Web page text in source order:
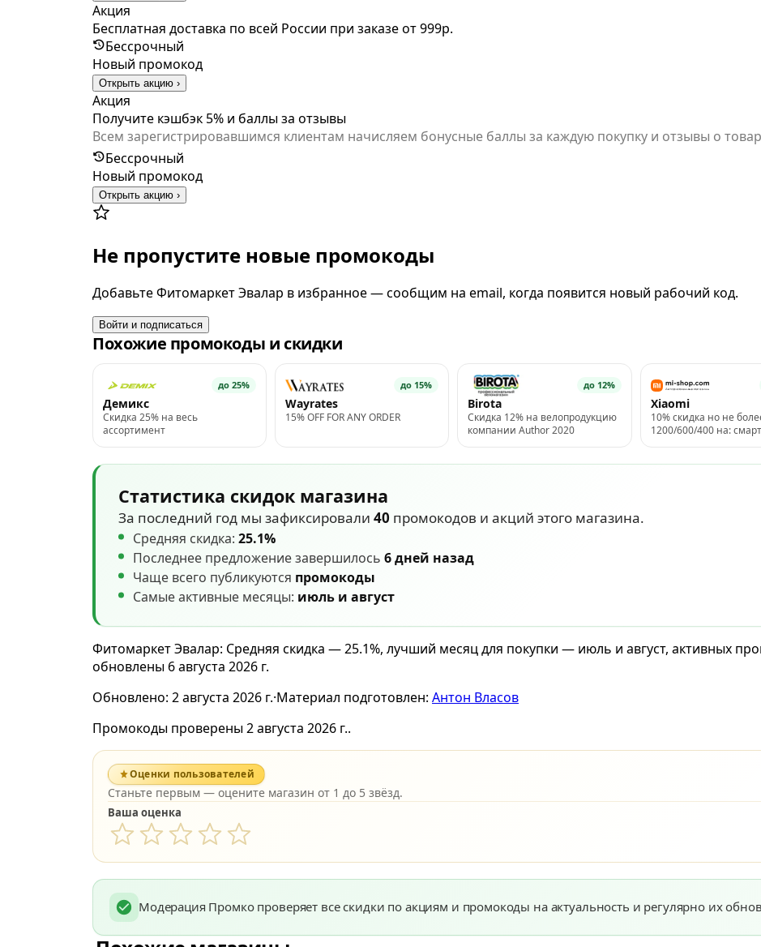
Акция
Бесплатная доставка по всей России при заказе от 999р.
Бессрочный
Новый промокод
Открыть акцию ›
Акция
Получите кэшбэк 5% и баллы за отзывы
Всем зарегистрировавшимся клиентам начисляем бонусные баллы за каждую покупку и отзывы о
начисляются в размере 5% от суммы каждой покупки (любого товара). Оплатить баллами можно до
(одного) рубля общей стоимости покупки. Полностью детали можно прочитать в правилах Бонусной
Бессрочный
Новый промокод
Открыть акцию ›
Не пропустите новые промокоды
Добавьте Фитомаркет Эвалар в избранное — сообщим на email, когда появится новый рабочий код.
Войти и подписаться
Похожие промокоды и скидки
до 25%
Демикс
Скидка 25% на весь
ассортимент
до 15%
Wayrates
15% OFF FOR ANY ORDER
до 12%
Birota
Скидка 12% на велопродукцию
компании Author 2020
Xiaomi
10% скидка но не
1200/600/400 на:
Статистика скидок магазина
За последний год мы зафиксировали 40 промокодов и акций этого магазина.
Средняя скидка: 25.1%
Последнее предложение завершилось 6 дней назад
Чаще всего публикуются промокоды
Самые активные месяцы: июль и август
Фитомаркет Эвалар: Средняя скидка — 25.1%, лучший месяц для покупки — июль и август, активных
обновлены 6 августа 2026 г.
Обновлено: 2 августа 2026 г.·Материал подготовлен: Антон Власов
Промокоды проверены 2 августа 2026 г..
Оценки пользователей
Станьте первым — оцените магазин от 1 до 5 звёзд.
Ваша оценка
Модерация Промко проверяет все скидки по акциям и промокоды на актуальность и регулярно их